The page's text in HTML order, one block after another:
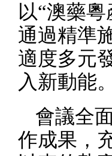
以“澳藥粵
通過精準
適度多元
入新動能。
會議全
作成果 ，